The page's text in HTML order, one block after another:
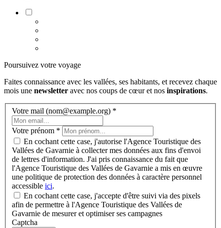
Poursuivez votre voyage
Faites connaissance avec les vallées, ses habitants, et recevez chaque
mois une newsletter avec nos coups de cœur et nos inspirations.
Votre mail (nom@example.org) *
Votre prénom *
En cochant cette case, j'autorise l'Agence Touristique des
Vallées de Gavarnie à collecter mes données aux fins d'envoi
de lettres d'information. J'ai pris connaissance du fait que
l'Agence Touristique des Vallées de Gavarnie a mis en œuvre
une politique de protection des données à caractère personnel
accessible ici.
En cochant cette case, j'accepte d'être suivi via des pixels
afin de permettre à l'Agence Touristique des Vallées de
Gavarnie de mesurer et optimiser ses campagnes
Captcha